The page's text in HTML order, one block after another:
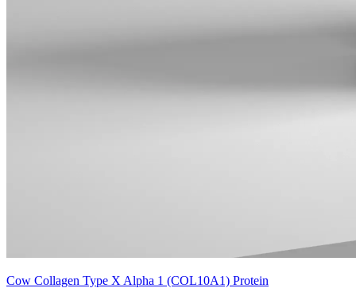
Cow Collagen Type X Alpha 1 (COL10A1) Protein